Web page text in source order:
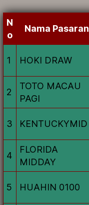
N
o
Nama Pasaran
1 HOKI DRAW
2
TOTO MACAU
PAGI
3 KENTUCKYMID
4
FLORIDA
MIDDAY
5 HUAHIN 0100